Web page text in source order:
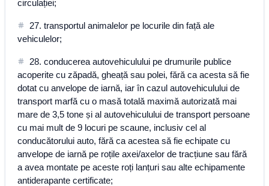
circulației;
27. transportul animalelor pe locurile din față ale
vehiculelor;
28. conducerea autovehiculului pe drumurile publice
acoperite cu zăpadă, gheață sau polei, fără ca acesta să fie
dotat cu anvelope de iarnă, iar în cazul autovehiculului de
transport marfă cu o masă totală maximă autorizată mai
mare de 3,5 tone și al autovehiculului de transport persoane
cu mai mult de 9 locuri pe scaune, inclusiv cel al
conducătorului auto, fără ca acestea să fie echipate cu
anvelope de iarnă pe roțile axei/axelor de tracțiune sau fără
a avea montate pe aceste roți lanțuri sau alte echipamente
antiderapante certificate;